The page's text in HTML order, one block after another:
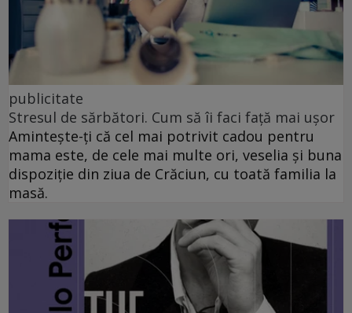
publicitate
Stresul de sărbători. Cum să îi faci față mai ușor
Amintește-ți că cel mai potrivit cadou pentru
mama este, de cele mai multe ori, veselia și buna
dispoziție din ziua de Crăciun, cu toată familia la
masă.